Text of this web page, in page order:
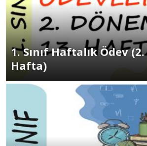
1. Sınıf Haftalık Ödev
Hafta)